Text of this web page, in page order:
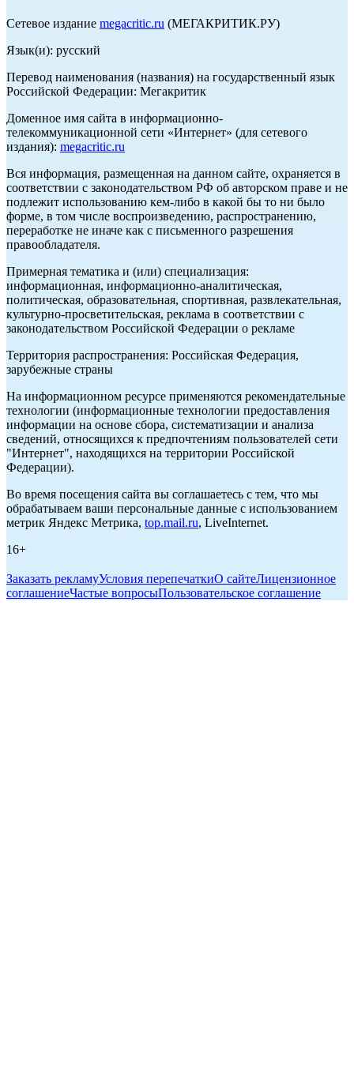
Сетевое издание megacritic.ru (МЕГАКРИТИК.РУ)
Язык(и): русский
Перевод наименования (названия) на государственный язык
Российской Федерации: Мегакритик
Доменное имя сайта в информационно-
телекоммуникационной сети «Интернет» (для сетевого
издания): megacritic.ru
Вся информация, размещенная на данном сайте, охраняется в
соответствии с законодательством РФ об авторском праве и не
подлежит использованию кем-либо в какой бы то ни было
форме, в том числе воспроизведению, распространению,
переработке не иначе как с письменного разрешения
правообладателя.
Примерная тематика и (или) специализация:
информационная, информационно-аналитическая,
политическая, образовательная, спортивная, развлекательная,
культурно-просветительская, реклама в соответствии с
законодательством Российской Федерации о рекламе
Территория распространения: Российская Федерация,
зарубежные страны
На информационном ресурсе применяются рекомендательные
технологии (информационные технологии предоставления
информации на основе сбора, систематизации и анализа
сведений, относящихся к предпочтениям пользователей сети
"Интернет", находящихся на территории Российской
Федерации).
Во время посещения сайта вы соглашаетесь с тем, что мы
обрабатываем ваши персональные данные с использованием
метрик Яндекс Метрика, top.mail.ru, LiveInternet.
16+
Заказать рекламуУсловия перепечаткиО сайтеЛицензионное
соглашениеЧастые вопросыПользовательское соглашение